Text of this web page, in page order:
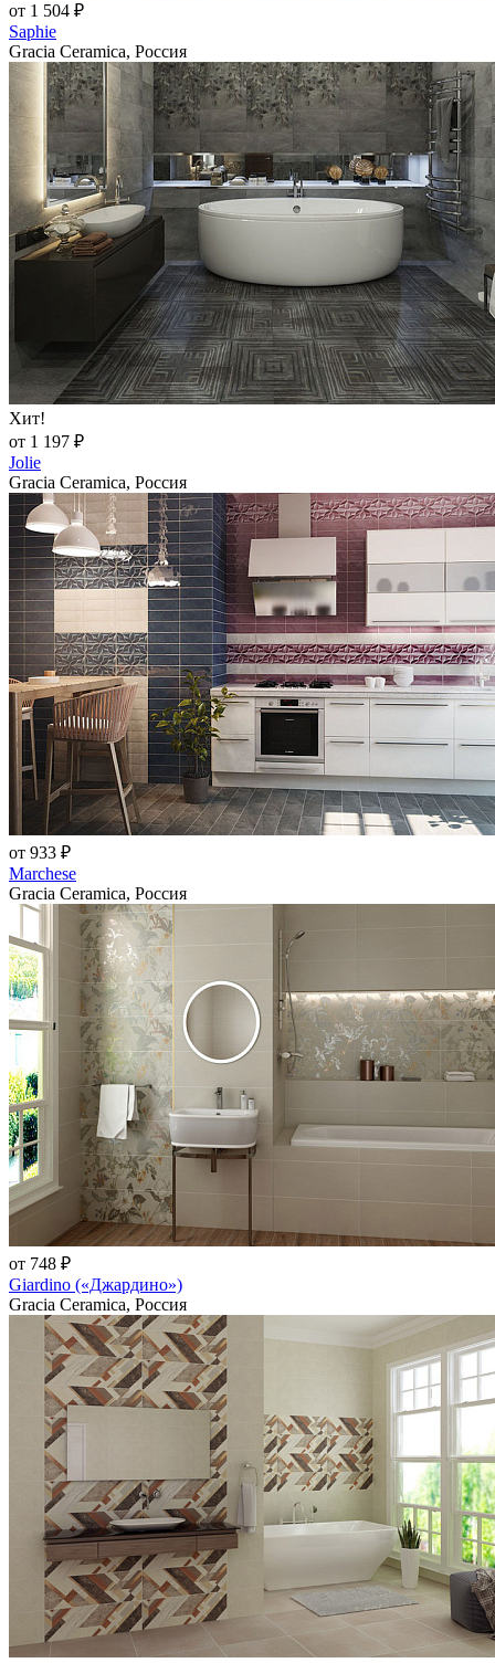
от 1 504 ₽
Saphie
Gracia Ceramica, Россия
Хит!
от 1 197 ₽
Jolie
Gracia Ceramica, Россия
от 933 ₽
Marchese
Gracia Ceramica, Россия
от 748 ₽
Giardino («Джардино»)
Gracia Ceramica, Россия